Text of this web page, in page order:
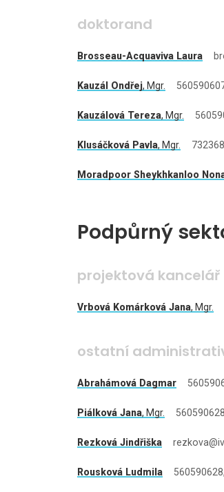
doktorand
Brosseau-Acquaviva Laura
Kauzál Ondřej, Mgr.
Kauzálová Tereza, Mgr.
Klusáčková Pavla, Mgr.
Moradpoor Sheykhkanloo
Podpůrný
projektová kancelář
Vrbová Komárková Jana, Mgr.
ostatní
Abrahámová Dagmar
Piálková Jana, Mgr.
Rezková Jindřiška
Rousková Ludmila